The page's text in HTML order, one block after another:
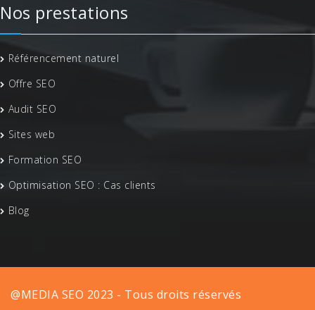
Nos prestations
Référencement naturel
Offre SEO
Audit SEO
Sites web
Formation SEO
Optimisation SEO : Cas clients
Blog
@MEDIA SEO 2023 - Tous droits réservés